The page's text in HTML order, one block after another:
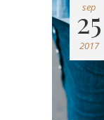
sep
25
2017